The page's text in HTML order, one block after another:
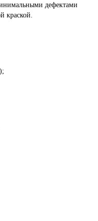
дефектами
краской.